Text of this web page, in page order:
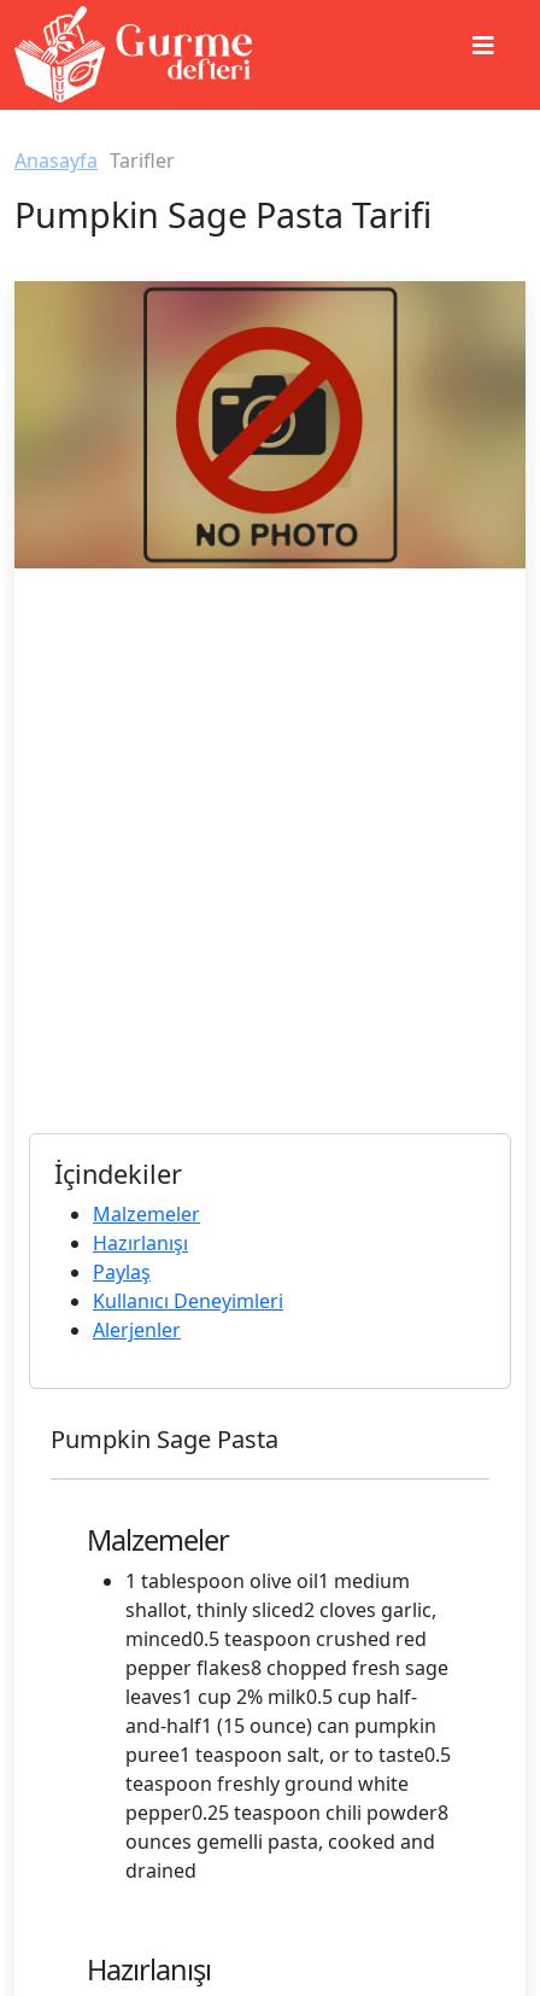
Anasayfa Tarifler
Pumpkin Sage Pasta Tarifi
İçindekiler
Malzemeler
Hazırlanışı
Paylaş
Kullanıcı Deneyimleri
Alerjenler
Pumpkin Sage Pasta
Malzemeler
1 tablespoon olive oil1 medium
shallot, thinly sliced2 cloves garlic,
minced0.5 teaspoon crushed red
pepper flakes8 chopped fresh sage
leaves1 cup 2% milk0.5 cup half-
and-half1 (15 ounce) can pumpkin
puree1 teaspoon salt, or to taste0.5
teaspoon freshly ground white
pepper0.25 teaspoon chili powder8
ounces gemelli pasta, cooked and
drained
Hazırlanışı